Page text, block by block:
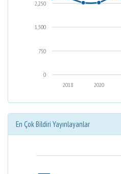
0
750
1,500
2,250
2020
2018
En Çok Bildiri Yayınlayanlar